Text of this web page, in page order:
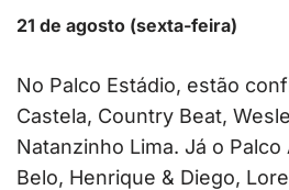
21 de agosto (sexta-feira)
No Palco Estádio, estão
Castela, Country Beat,
Natanzinho Lima. Já o
Belo, Henrique & Diego,